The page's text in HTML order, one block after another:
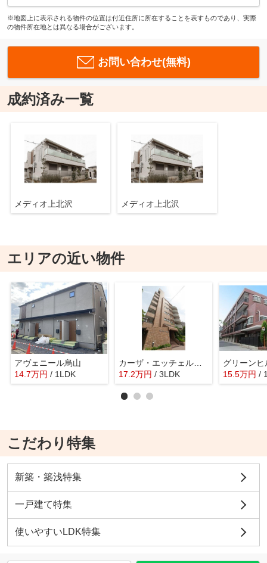
※地図上に表示される物件の位置は付近住所に所在することを表すものであり、実際
の物件所在地とは異なる場合がございます。
お問い合わせ(無料)
成約済み一覧
メディオ上北沢 メディオ上北沢
エリアの近い物件
アヴェニール烏山
14.7万円 / 1LDK
カーザ・エッチェルサ世田谷
17.2万円 / 3LDK
グリーンヒ
15.5万円 /
こだわり特集
新築・築浅特集
一戸建て特集
使いやすいLDK特集